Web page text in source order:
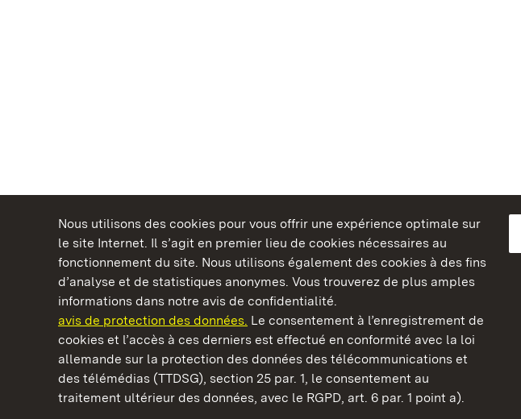
Nous utilisons des cookies pour vous offrir une expérience optimale sur
le site Internet. Il s’agit en premier lieu de cookies nécessaires au
fonctionnement du site. Nous utilisons également des cookies à des fins
d’analyse et de statistiques anonymes. Vous trouverez de plus amples
informations dans notre avis de confidentialité.
avis de protection des données. Le consentement à l’enregistrement de
cookies et l’accès à ces derniers est effectué en conformité avec la loi
allemande sur la protection des données des télécommunications et
des télémédias (TTDSG), section 25 par. 1, le consentement au
traitement ultérieur des données, avec le RGPD, art. 6 par. 1 point a).
Châteaux et jardins publics du Bade-Wurtemberg
Monastère d’ Alpirsbach